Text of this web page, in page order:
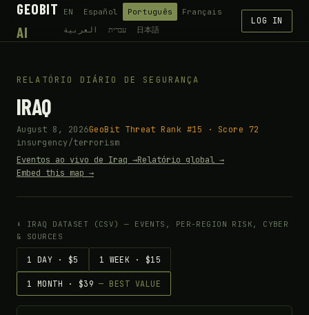
GEOBIT
AI
EN Español Português
Français
العربية
עברית 日本語
LOG IN
RELATÓRIO DIÁRIO DE SEGURANÇA
IRAQ
August 8, 2026GeoBit Threat Rank #15 · Score 72
insurgency/terrorism
Eventos ao vivo de Iraq →Relatório global →
Embed this map →
⬇ IRAQ DATASET (CSV) — EVENTS, PER-REGION RISK, CYBER
& SOURCES
1 DAY · $5 1 WEEK · $15
1 MONTH · $39— BEST VALUE